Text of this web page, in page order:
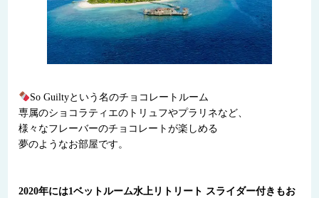
So Guiltyという名のチョコレートルーム
専属のショコラティエのトリュフやプラリネなど、
様々なフレーバーのチョコレートが楽しめる
夢のようなお部屋です。
2020年には1ベットルーム水上リトリート スライダー付きもお